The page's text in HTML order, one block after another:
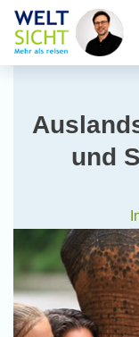
und